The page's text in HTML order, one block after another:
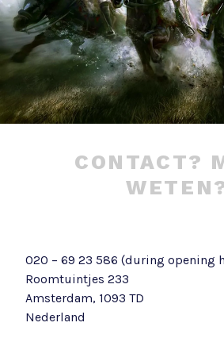
s
2
0
2
CONTACT?
020 – 69 23 586 (during opening
Roomtuintjes 233
Amsterdam, 1093 TD
Nederland